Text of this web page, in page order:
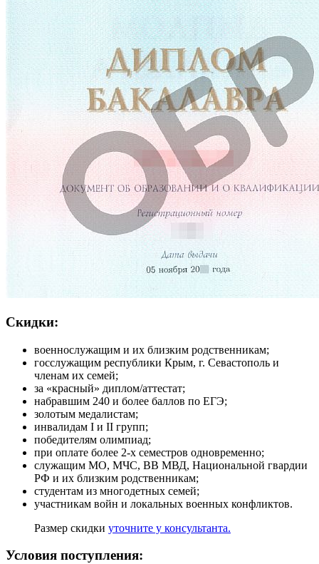
Скидки:
военнослужащим и их близким родственникам;
госслужащим республики Крым, г. Севастополь и
членам их семей;
за «красный» диплом/аттестат;
набравшим 240 и более баллов по ЕГЭ;
золотым медалистам;
инвалидам I и II групп;
победителям олимпиад;
при оплате более 2-х семестров одновременно;
служащим МО, МЧС, ВВ МВД, Национальной гвардии
РФ и их близким родственникам;
студентам из многодетных семей;
участникам войн и локальных военных конфликтов.
Размер скидки уточните у консультанта.
Условия поступления: